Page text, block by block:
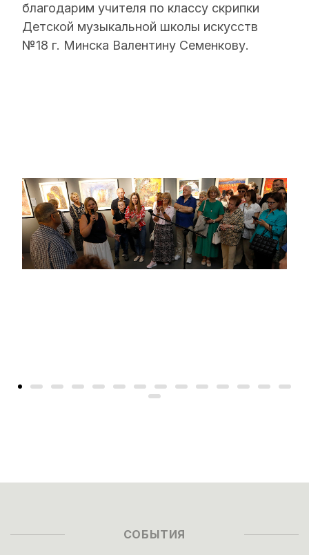
благодарим учителя по классу скрипки
Детской музыкальной школы искусств
№18 г. Минска Валентину Семенкову.
СОБЫТИЯ